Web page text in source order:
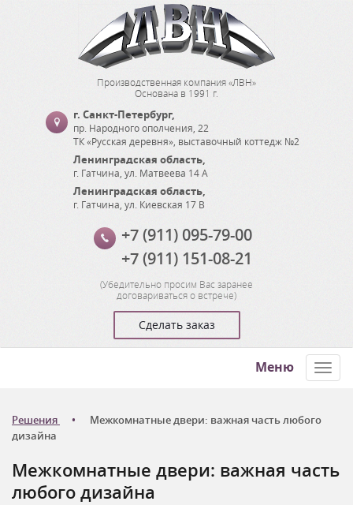
Производственная компания «ЛВН»
Основана в 1991 г.
г. Санкт-Петербург,
пр. Народного ополчения, 22
ТК «Русская деревня», выставочный коттедж №2
Ленинградская область,
г. Гатчина ул. Матвеева 14 А
Ленинградская область,
г. Гатчина ул. Киевская 17 В
+7 (911) 095-79-00
+7 (911) 151-08-21
(Убедительно просим Вас заранее
договариваться о встрече)
Сделать заказ
Меню
Решения
Межкомнатные двери: важная часть любого
дизайна
Межкомнатные двери: важная часть
любого дизайна